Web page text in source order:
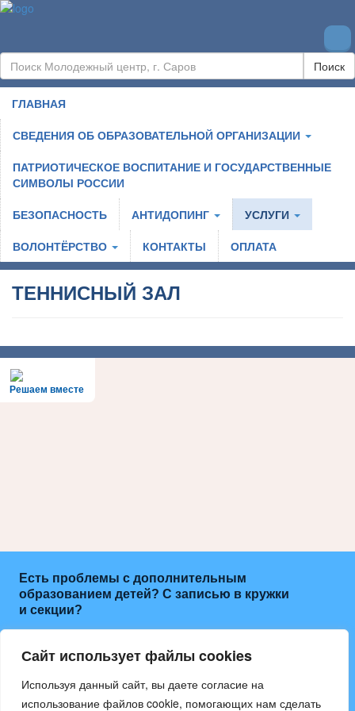
Сайт использует файлы cookies
Используя данный сайт, вы даете согласие на
использование файлов cookie, помогающих нам сделать
Поиск
ГЛАВНАЯ
СВЕДЕНИЯ ОБ ОБРАЗОВАТЕЛЬНОЙ ОРГАНИЗАЦИИ
ПАТРИОТИЧЕСКОЕ ВОСПИТАНИЕ И ГОСУДАРСТВЕННЫЕ
СИМВОЛЫ РОССИИ
БЕЗОПАСНОСТЬ
АНТИДОПИНГ
УСЛУГИ
ВОЛОНТЁРСТВО
КОНТАКТЫ ОПЛАТА
ТЕННИСНЫЙ ЗАЛ
Решаем вместе
Есть проблемы с дополнительным
образованием детей? С записью в кружки
и секции?
Написать